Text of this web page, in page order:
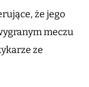
że jego
meczu
ze